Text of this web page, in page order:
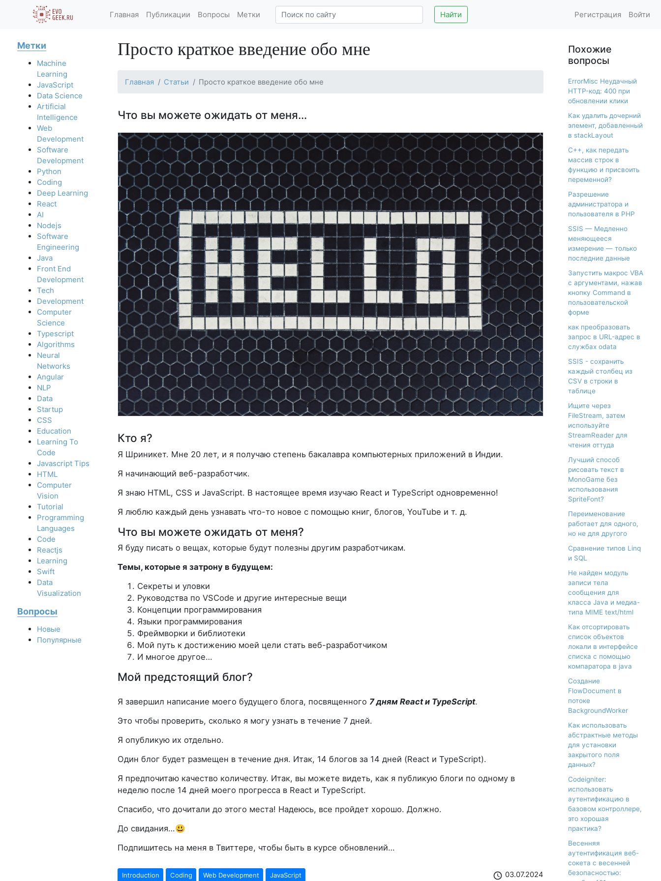
Главная Публикации Вопросы Метки Найти Регистрация Войти
Метки
Machine
Learning
JavaScript
Data Science
Artificial
Intelligence
Web
Development
Software
Development
Python
Coding
Deep Learning
React
AI
Nodejs
Software
Engineering
Java
Front End
Development
Tech
Development
Computer
Science
Typescript
Algorithms
Neural
Networks
Angular
NLP
Data
Startup
CSS
Education
Learning To
Code
Javascript Tips
HTML
Computer
Vision
Tutorial
Programming
Languages
Code
Reactjs
Learning
Swift
Data
Visualization
Вопросы
Новые
Популярные
Просто краткое введение обо мне
Главная Статьи Просто краткое введение обо мне
Что вы можете ожидать от меня…
Кто я?
Я Шриникет. Мне 20 лет, и я получаю степень бакалавра компьютерных приложений в Индии.
Я начинающий веб-разработчик.
Я знаю HTML, CSS и JavaScript. В настоящее время изучаю React и TypeScript одновременно!
Я люблю каждый день узнавать что-то новое с помощью книг, блогов, YouTube и т. д.
Что вы можете ожидать от меня?
Я буду писать о вещах, которые будут полезны другим разработчикам.
Темы, которые я затрону в будущем:
Секреты и уловки
Руководства по VSCode и другие интересные вещи
Концепции программирования
Языки программирования
Фреймворки и библиотеки
Мой путь к достижению моей цели стать веб-разработчиком
И многое другое…
Мой предстоящий блог?
Я завершил написание моего будущего блога, посвященного 7 дням React и TypeScript.
Это чтобы проверить, сколько я могу узнать в течение 7 дней.
Я опубликую их отдельно.
Один блог будет размещен в течение дня. Итак, 14 блогов за 14 дней (React и TypeScript).
Я предпочитаю качество количеству. Итак, вы можете видеть, как я публикую блоги по одному в
неделю после 14 дней моего прогресса в React и TypeScript.
Спасибо, что дочитали до этого места! Надеюсь, все пройдет хорошо. Должно.
До свидания…😃
Подпишитесь на меня в Твиттере, чтобы быть в курсе обновлений…
Introduction Coding Web Development JavaScript schedule 03.07.2024
Похожие
вопросы
ErrorMisc Неудачный
HTTP-код: 400 при
обновлении клики
Как удалить дочерний
элемент, добавленный
в stackLayout
С++, как передать
массив строк в
функцию и присвоить
переменной?
Разрешение
администратора и
пользователя в PHP
SSIS — Медленно
меняющееся
измерение — только
последние данные
Запустить макрос VBA
с аргументами, нажав
кнопку Command в
пользовательской
форме
как преобразовать
запрос в URL-адрес в
службах odata
SSIS - сохранить
каждый столбец из
CSV в строки в
таблице
Ищите через
FileStream, затем
используйте
StreamReader для
чтения оттуда
Лучший способ
рисовать текст в
MonoGame без
использования
SpriteFont?
Переименование
работает для одного,
но не для другого
Сравнение типов Linq
и SQL
Не найден модуль
записи тела
сообщения для
класса Java и медиа-
типа MIME text/html
Как отсортировать
список объектов
локали в интерфейсе
списка с помощью
компаратора в java
Создание
FlowDocument в
потоке
BackgroundWorker
Как использовать
абстрактные методы
для установки
закрытого поля
данных?
Codeigniter:
использовать
аутентификацию в
базовом контроллере,
это хорошая
практика?
Весенняя
аутентификация веб-
сокета с весенней
безопасностью: